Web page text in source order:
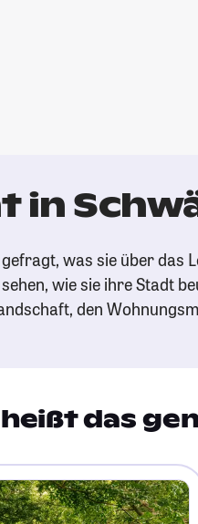
in
was sie über das
wie sie ihre Stadt
den
das